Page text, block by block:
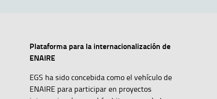
Plataforma para la internacionalización de
ENAIRE
EGS ha sido concebida como el vehículo de
ENAIRE para participar en proyectos